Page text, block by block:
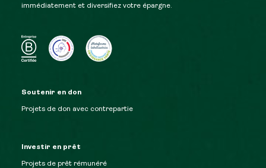
immédiatement et diversifiez votre épargne.
Soutenir en don
Projets de don avec contrepartie
Investir en prêt
Projets de prêt rémunéré